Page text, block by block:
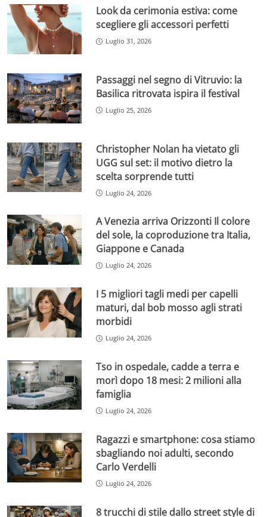
Look da cerimonia estiva: come
scegliere gli accessori perfetti
Luglio 31, 2026
Passaggi nel segno di Vitruvio: la
Basilica ritrovata ispira il festival
Luglio 25, 2026
Christopher Nolan ha vietato gli
UGG sul set: il motivo dietro la
scelta sorprende tutti
Luglio 24, 2026
A Venezia arriva Orizzonti Il colore
del sole, la coproduzione tra Italia,
Giappone e Canada
Luglio 24, 2026
I 5 migliori tagli medi per capelli
maturi, dal bob mosso agli strati
morbidi
Luglio 24, 2026
Tso in ospedale, cadde a terra e
morì dopo 18 mesi: 2 milioni alla
famiglia
Luglio 24, 2026
Ragazzi e smartphone: cosa stiamo
sbagliando noi adulti, secondo
Carlo Verdelli
Luglio 24, 2026
8 trucchi di stile dallo street style di